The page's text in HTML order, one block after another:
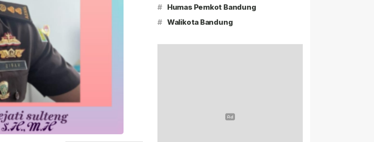
# Humas Pemkot Bandung
# Walikota Bandung